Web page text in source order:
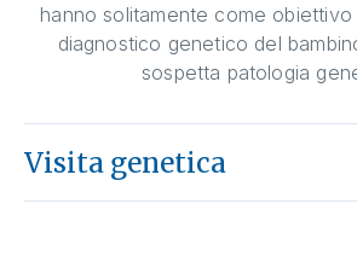
hanno solitamente come obiettivo
diagnostico genetico del
sospetta patologia
Visita genetica